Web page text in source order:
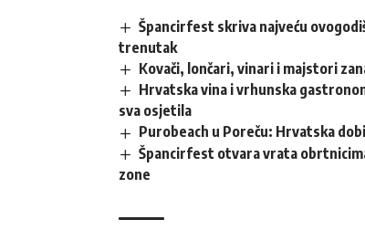
Špancirfest skriva najveću
trenutak
Kovači, lončari, vinari i majstori
Hrvatska vina i vrhunska
sva osjetila
Purobeach u Poreču: Hrvatska
Špancirfest otvara vrata
zone